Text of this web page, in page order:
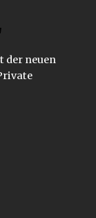
der neuen